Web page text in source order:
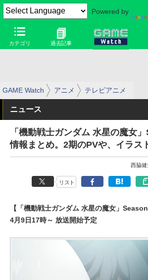
Powered by
カテゴリ 過去記事
GAME Watch アニメ テレビアニメ
ニュース
「機動戦士ガンダム 水星の魔女
情報まとめ。2期のPVや、イラス
西脇健
リスト
【「機動戦士ガンダム 水星の魔女」
4月9日17時～ 放送開始予定